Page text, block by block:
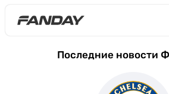
Последние новости